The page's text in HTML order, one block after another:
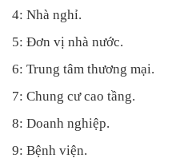
4: Nhà nghỉ.
5: Đơn vị nhà nước.
6: Trung tâm thương mại.
7: Chung cư cao tầng.
8: Doanh nghiệp.
9: Bệnh viện.